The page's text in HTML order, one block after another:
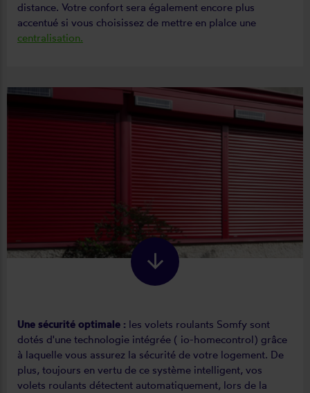
distance. Votre confort sera également encore plus
accentué si vous choisissez de mettre en plalce une
centralisation.
Une sécurité optimale : les volets roulants Somfy sont
dotés d'une technologie intégrée ( io-homecontrol) grâce
à laquelle vous assurez la sécurité de votre logement. De
plus, toujours en vertu de ce système intelligent, vos
volets roulants détectent automatiquement, lors de la